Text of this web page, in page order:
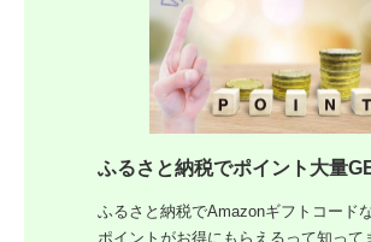
ふるさと納税でポイント大量
ふるさと納税でAmazonギフトコード
ポイントがお得にもらえるって知って